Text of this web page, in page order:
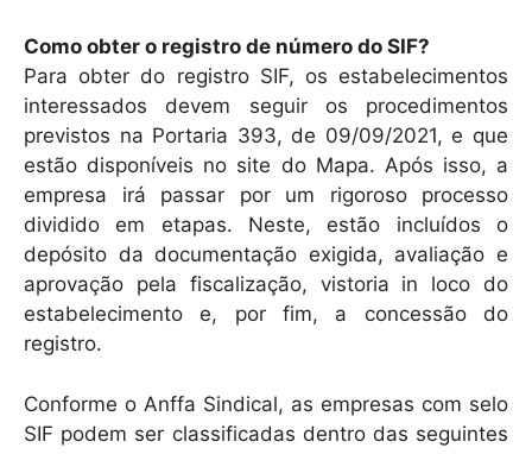
Como obter o registro de número do SIF?
Para obter do registro SIF, os estabelecimentos
interessados devem seguir os procedimentos
previstos na Portaria 393, de 09/09/2021, e que
estão disponíveis no site do Mapa. Após isso, a
empresa irá passar por um rigoroso processo
dividido em etapas. Neste, estão incluídos o
depósito da documentação exigida, avaliação e
aprovação pela fiscalização, vistoria in loco do
estabelecimento e, por fim, a concessão do
registro.
Conforme o Anffa Sindical, as empresas com selo
SIF podem ser classificadas dentro das seguintes